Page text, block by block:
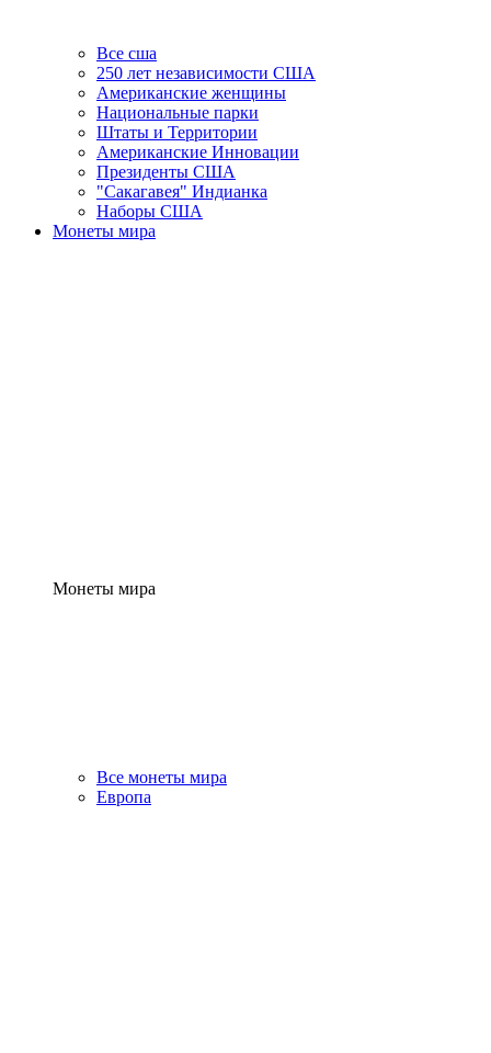
Все сша
250 лет независимости США
Американские женщины
Национальные парки
Штаты и Территории
Американские Инновации
Президенты США
"Сакагавея" Индианка
Наборы США
Монеты мира
Монеты мира
Все монеты мира
Европа